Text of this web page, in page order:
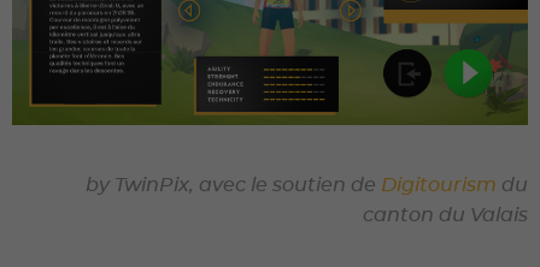
by TwinPix, avec le soutien de Digitourism du
canton du Valais